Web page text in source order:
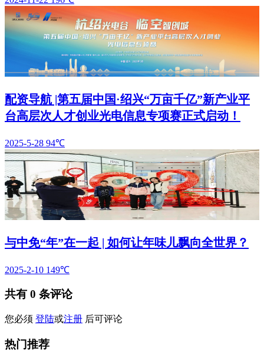
配资导航 |第五届中国·绍兴“万亩千亿”新产业平
台高层次人才创业光电信息专项赛正式启动！
2025-5-28 94℃
与中免“年”在一起 | 如何让年味儿飘向全世界？
2025-2-10 149℃
共有 0 条评论
您必须 登陆或注册 后可评论
热门推荐